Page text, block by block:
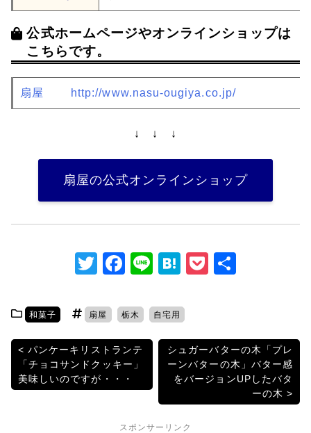
公式ホームページやオンラインショップは
こちらです。
扇屋 http://www.nasu-ougiya.co.jp/
↓ ↓ ↓
扇屋の公式オンラインショップ
T
itt
er
F
c
e
b
o
o
k
Li
e
H
a
P
et
和菓子 扇屋 栃木 自宅用
投
稿
パンケーキリストランテ
「チョコサンドクッキー」
美味しいのですが・・・
シュガーバターの木「プレ
ーンバターの木」バター感
をバージョンUPしたバタ
ーの木
スポンサーリンク